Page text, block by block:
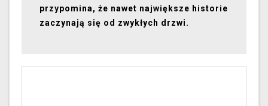
przypomina, że nawet największe historie
zaczynają się od zwykłych drzwi.